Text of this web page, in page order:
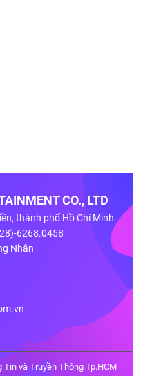
CO., LTD
thành phố Hồ Chí Minh
6268.0458
Nhân
và Truyền Thông Tp.HCM